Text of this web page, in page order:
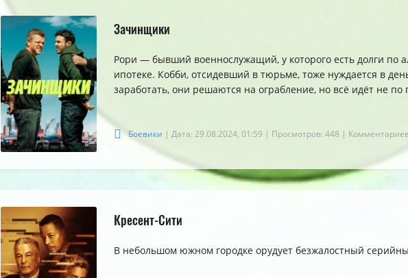
5.0
Зачинщики
Рори — бывший военнослужащий, у которого есть долги по
ипотеке. Кобби, отсидевший в тюрьме, тоже нуждается в
заработать, они решаются на ограбление, но всё идёт не по
Боевики | Дата: 29.08.2024, 01:59 | Просмотров: 448 |
Кресент-Сити
В небольшом южном городке орудует безжалостный